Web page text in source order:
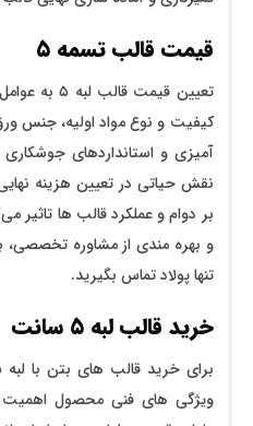
قیمت قالب تسمه ۵
تعیین قیمت
کیفیت و نوع مواد اولیه، جنس
آمیزی و استانداردهای
نقش حیاتی در تعیین هزینه
بر دوام و عملکرد قالب ‌ها تاثیر
و بهره‌ مندی از مشاوره تخصصی،
تنها پولاد تماس بگیرید.
خرید قالب لبه ۵ سانت
ویژگی ‌های فنی محصول اهمیت